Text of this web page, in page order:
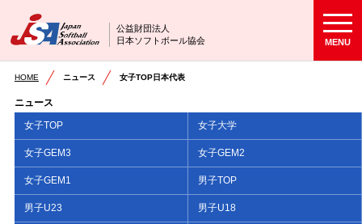
公益財団法人
日本ソフトボール協会
MENU
HOME ニュース 女子TOP日本代表
ニュース
女子TOP
女子大学
女子GEM3 女子GEM2
女子GEM1 男子TOP
男子U23 男子U18